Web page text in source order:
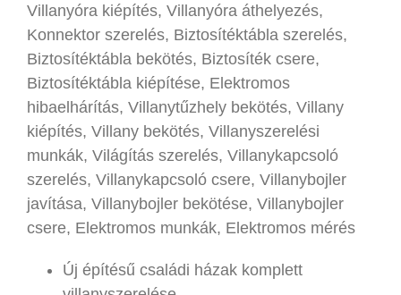
Villanyóra kiépítés, Villanyóra áthelyezés,
Konnektor szerelés, Biztosítéktábla szerelés,
Biztosítéktábla bekötés, Biztosíték csere,
Biztosítéktábla kiépítése, Elektromos
hibaelhárítás, Villanytűzhely bekötés, Villany
kiépítés, Villany bekötés, Villanyszerelési
munkák, Világítás szerelés, Villanykapcsoló
szerelés, Villanykapcsoló csere, Villanybojler
javítása, Villanybojler bekötése, Villanybojler
csere, Elektromos munkák, Elektromos mérés
Új építésű családi házak komplett